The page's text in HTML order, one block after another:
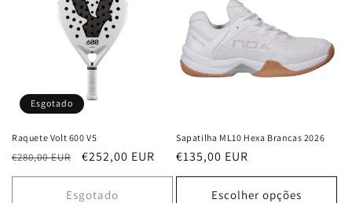
Esgotado
Raquete Volt 600 V5
Preço
normal
€280,00 EUR
Preço
de
saldo
€252,00 EUR
Esgotado
Sapatilha ML10 Hexa Brancas 2026
Preço
normal
€135,00 EUR
Escolher opções